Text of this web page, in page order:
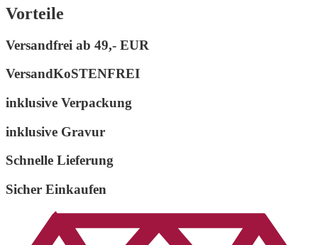
Vorteile
Versandfrei ab 49,- EUR
VersandKoSTENFREI
inklusive Verpackung
inklusive Gravur
Schnelle Lieferung
Sicher Einkaufen